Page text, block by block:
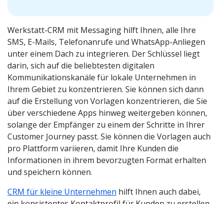
Werkstatt-CRM mit Messaging hilft Ihnen, alle Ihre
SMS, E-Mails, Telefonanrufe und WhatsApp-Anliegen
unter einem Dach zu integrieren. Der Schlüssel liegt
darin, sich auf die beliebtesten digitalen
Kommunikationskanäle für lokale Unternehmen in
Ihrem Gebiet zu konzentrieren. Sie können sich dann
auf die Erstellung von Vorlagen konzentrieren, die Sie
über verschiedene Apps hinweg weitergeben können,
solange der Empfänger zu einem der Schritte in Ihrer
Customer Journey passt. Sie können die Vorlagen auch
pro Plattform variieren, damit Ihre Kunden die
Informationen in ihrem bevorzugten Format erhalten
und speichern können.
CRM für kleine Unternehmen hilft Ihnen auch dabei,